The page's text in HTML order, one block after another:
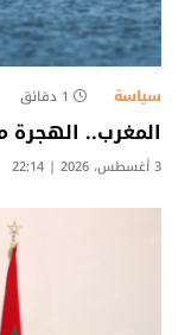
سياسة 1 دقائق
المغرب..
3 أغسطس، 2026 | 22:14